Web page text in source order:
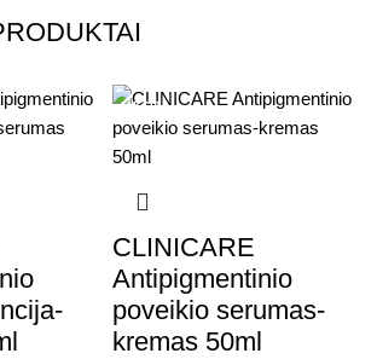
AKCIJA
CLINICARE
Antipigmentinio
poveikio serumas-
kremas 50ml